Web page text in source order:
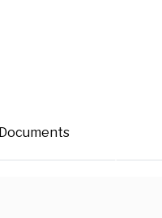
Documents